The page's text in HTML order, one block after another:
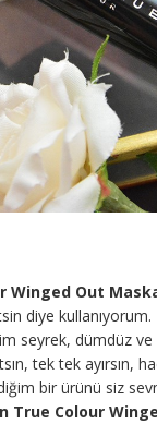
Winged Out
diye
seyrek, dümdüz
tek tek ayırsın,
bir ürünü siz
True Colour